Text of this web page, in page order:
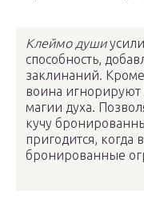
Клеймо души
способность,
заклинаний. Кроме
воина игнорируют
магии духа.
кучу
пригодится, когда
бронированные